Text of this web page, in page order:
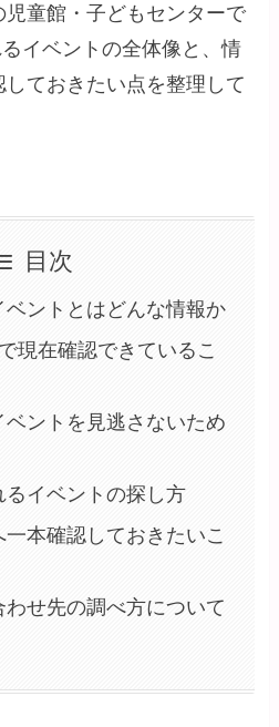
童館・子どもセンターで
イベントの全体像と、情
ておきたい点を整理して
目次
ントとはどんな情報か
現在確認できているこ
ベントを見逃さないため
イベントの探し方
本確認しておきたいこ
せ先の調べ方について